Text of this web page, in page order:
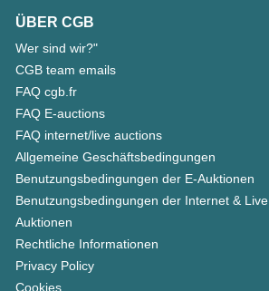
ÜBER CGB
Wer sind wir?"
CGB team emails
FAQ cgb.fr
FAQ E-auctions
FAQ internet/live auctions
Allgemeine Geschäftsbedingungen
Benutzungsbedingungen der E-Auktionen
Benutzungsbedingungen der Internet & Live
Auktionen
Rechtliche Informationen
Privacy Policy
Cookies